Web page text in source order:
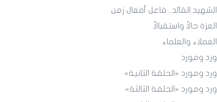
الشهيد القائد.. فاعل أفعال زمن
العزة حالاً واستقبالاً
العملاء والعلماء
ورد ومورد
ورد ومورد «الحلقة الثانية»
ورد ومورد «الحلقة الثالثة»